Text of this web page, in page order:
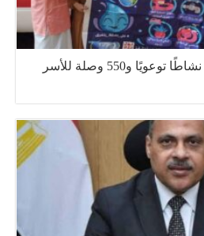
«مياه الشرقية» تنفذ 850 نشاطًا توعويًا و550 وصلة للأسر